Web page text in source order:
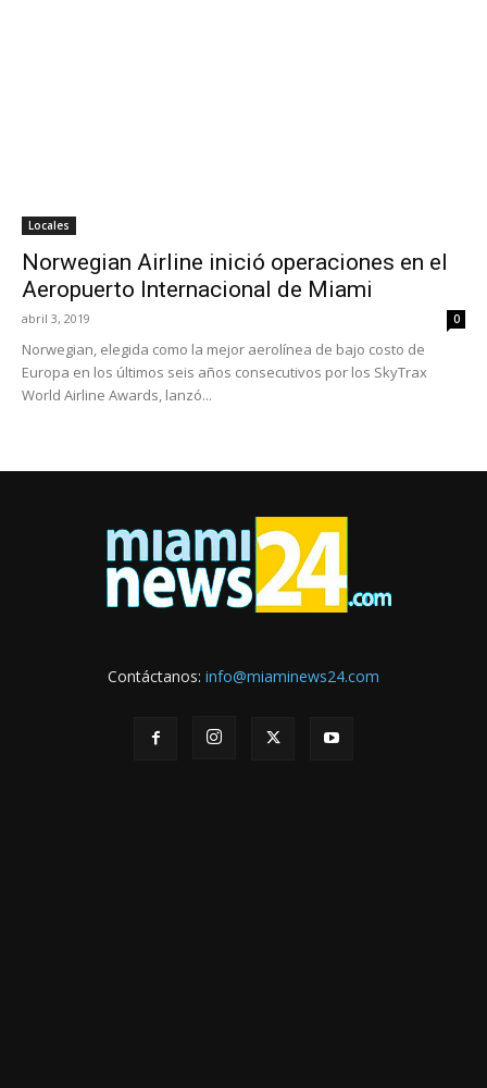
Locales
Norwegian Airline inició operaciones en el
Aeropuerto Internacional de Miami
abril 3, 2019 0
Norwegian, elegida como la mejor aerolínea de bajo costo de
Europa en los últimos seis años consecutivos por los SkyTrax
World Airline Awards, lanzó...
Contáctanos: info@miaminews24.com